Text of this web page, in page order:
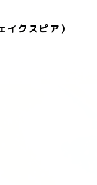
クスピア）